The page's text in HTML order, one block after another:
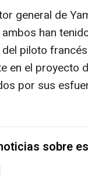
general de
han
piloto
en el proyecto
por sus
sobre